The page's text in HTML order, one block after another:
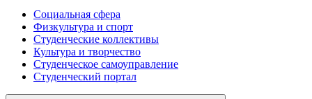
Социальная сфера
Физкультура и спорт
Студенческие коллективы
Культура и творчество
Студенческое самоуправление
Студенческий портал